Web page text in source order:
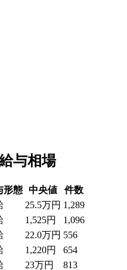
与相場
形態 中央値 件数
25.5万円 1,289
1,525円 1,096
22.0万円 556
1,220円 654
23万円
813